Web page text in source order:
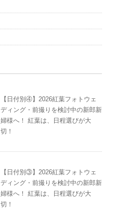
【日付別④】2026紅葉フォトウェ
ディング・前撮りを検討中の新郎新
婦様へ！ 紅葉は、日程選びが大
切！
【日付別③】2026紅葉フォトウェ
ディング・前撮りを検討中の新郎新
婦様へ！ 紅葉は、日程選びが大
切！